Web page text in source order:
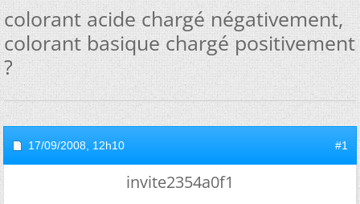
colorant acide chargé négativement,
colorant basique chargé positivement
?
17/09/2008, 12h10 #1
invite2354a0f1